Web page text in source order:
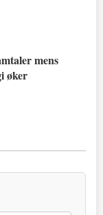
mens
øker